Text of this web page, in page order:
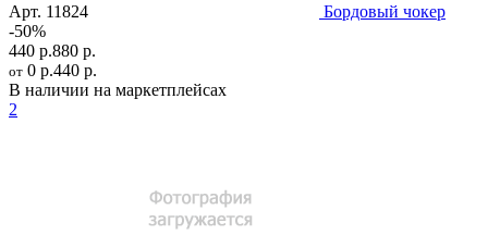
Арт. 11824
Бордовый чокер
-50%
440 р.880 р.
от 0 р.440 р.
В наличии на маркетплейсах
2